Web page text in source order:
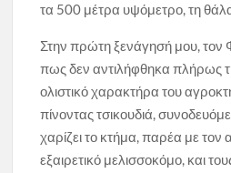
τα 500 μέτρα υψόμετρο, τη
Στην πρώτη ξενάγησή μου,
πως δεν αντιλήφθηκα πλήρως
ολιστικό χαρακτήρα του
πίνοντας τσικουδιά,
χαρίζει το κτήμα, παρέα με τον
εξαιρετικό μελισσοκόμο, και